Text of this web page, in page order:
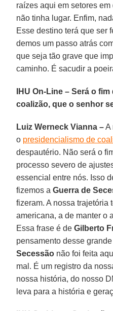
raízes aqui em setores
não tinha lugar. Enfim,
Esse destino terá que ser
demos um passo atrás
que seja tão grave que
caminho. É sacudir a
IHU On-Line – Será o
coalizão, que o senhor
Luiz Werneck Vianna –A
o presidencialismo de
despautério. Não será o
processo severo de
essencial entre nós. Isso
fizemos aGuerra de
fizeram. A nossa trajetória
americana, a de manter o
Essa frase é deGilberto
pensamento desse
Secessão não foi feita
mal. É um registro da
nossa história, do nosso
leva para a história e